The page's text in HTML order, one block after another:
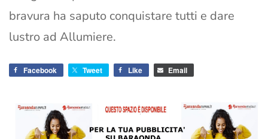
bravura ha saputo conquistare tutti e dare
lustro ad Allumiere.
Facebook Tweet Like Email